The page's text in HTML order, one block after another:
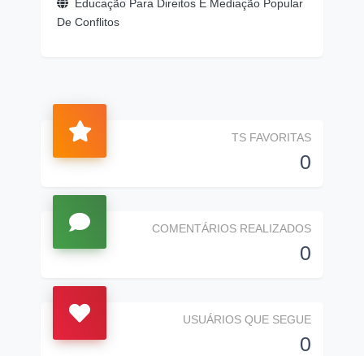
Educação Para Direitos E Mediação Popular
De Conflitos
TS FAVORITAS
0
COMENTÁRIOS REALIZADOS
0
USUÁRIOS QUE SEGUE
0